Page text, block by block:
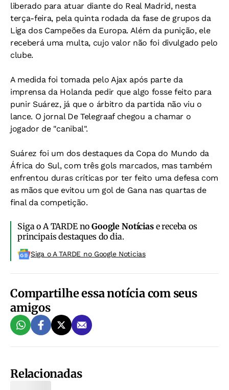
liberado para atuar diante do Real Madrid, nesta
terça-feira, pela quinta rodada da fase de grupos da
Liga dos Campeões da Europa. Além da punição, ele
receberá uma multa, cujo valor não foi divulgado pelo
clube.
A medida foi tomada pelo Ajax após parte da
imprensa da Holanda pedir que algo fosse feito para
punir Suárez, já que o árbitro da partida não viu o
lance. O jornal De Telegraafchegou a chamar o
jogador de "canibal".
Suárez foi um dos destaques da Copa do Mundo da
África do Sul, com três gols marcados, mas também
enfrentou duras críticas por ter feito uma defesa com
as mãos que evitou um gol de Gana nas quartas de
final da competição.
Siga o A TARDE noGoogle Notíciase receba os
principais destaques do dia.
Siga o A TARDE no Google Noticias
Compartilhe essa notícia com seus
amigos
Relacionadas